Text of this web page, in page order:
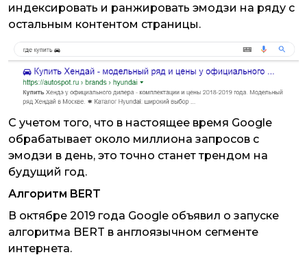
индексировать и ранжировать эмодзи на ряду с
остальным контентом страницы.
С учетом того, что в настоящее время Google
обрабатывает около миллиона запросов с
эмодзи в день, это точно станет трендом на
будущий год.
Алгоритм BERT
В октябре 2019 года Google объявил о запуске
алгоритма BERT в англоязычном сегменте
интернета.